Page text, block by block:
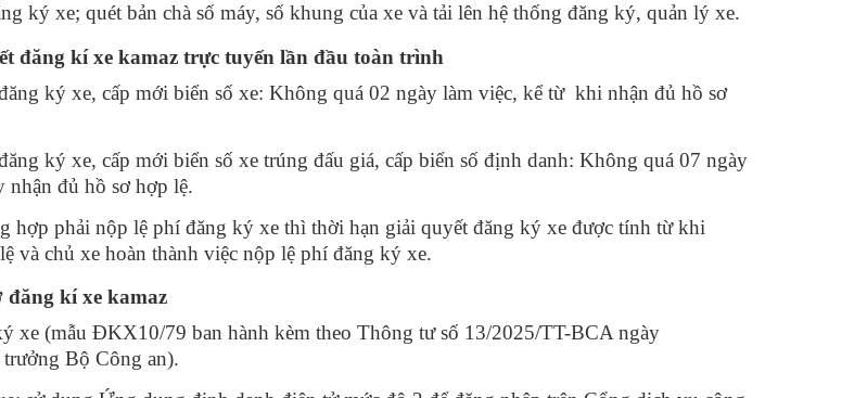
ký xe; quét bản chà số máy, số khung của xe và tải lên hệ thống đăng ký, quản lý xe.
đăng kí xe kamaz trực tuyến lần đầu toàn trình
ký xe, cấp mới biển số xe: Không quá 02 ngày làm việc, kể từ khi nhận đủ hồ sơ
ký xe, cấp mới biển số xe trúng đấu giá, cấp biển số định danh: Không quá 07 ngày
nhận đủ hồ sơ hợp lệ.
hợp phải nộp lệ phí đăng ký xe thì thời hạn giải quyết đăng ký xe được tính từ khi
và chủ xe hoàn thành việc nộp lệ phí đăng ký xe.
đăng kí xe kamaz
xe (mẫu ĐKX10/79 ban hành kèm theo Thông tư số 13/2025/TT-BCA ngày
Bộ Công an).